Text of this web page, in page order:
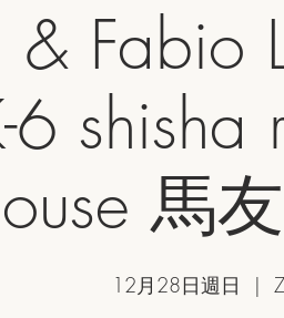
Fabio
6
馬
12月28日週日
  |